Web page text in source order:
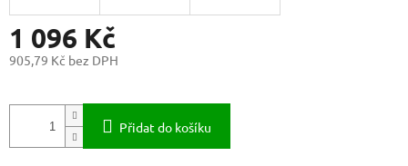
1 096 Kč
905,79 Kč bez DPH
cena:
Přidat do košíku